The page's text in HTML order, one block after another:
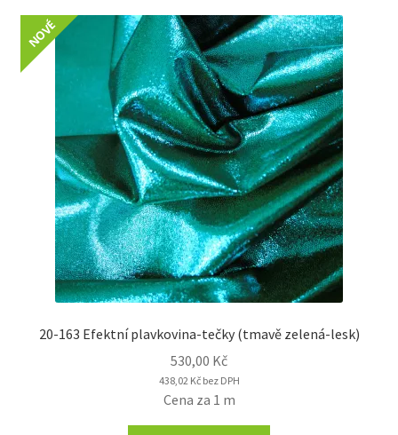
NOVÉ
20-163 Efektní plavkovina-tečky (tmavě zelená-lesk)
530,00 Kč
438,02 Kčbez DPH
Cena za 1 m